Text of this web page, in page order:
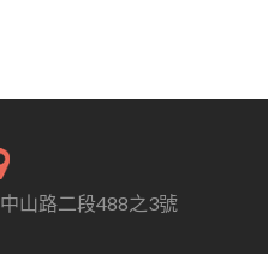
山路二段488之3號